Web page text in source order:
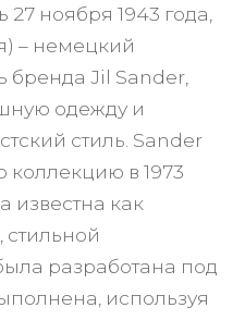
ноября 1943 года,
– немецкий
бренда Jil Sander,
одежду и
стиль. Sander
коллекцию в 1973
известна как
стильной
разработана под
используя